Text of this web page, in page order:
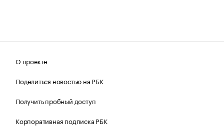
О проекте
Поделиться новостью на РБК
Получить пробный доступ
Корпоративная подписка РБК